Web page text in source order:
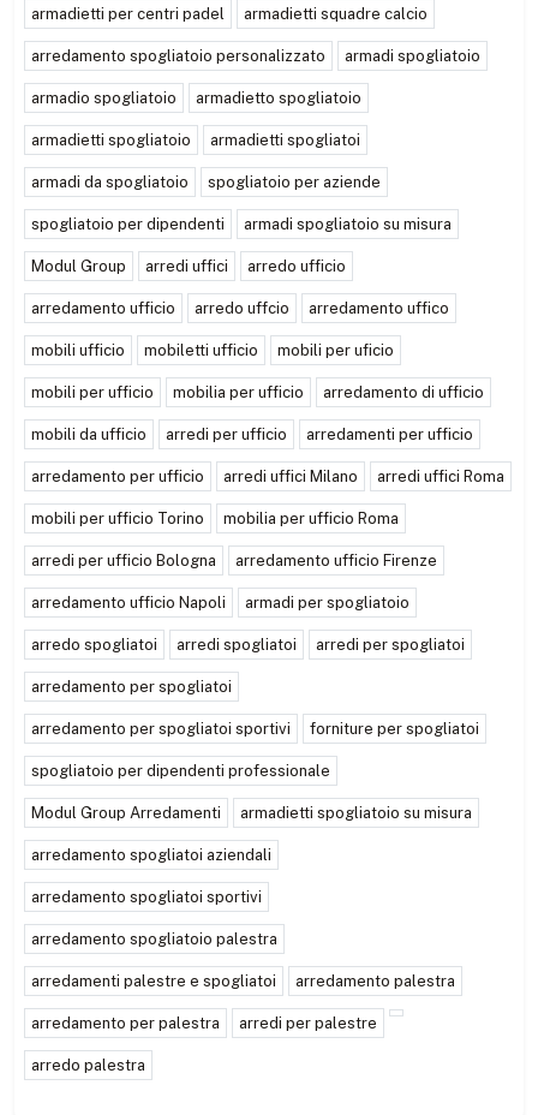
armadietti per centri padel armadietti squadre calcio
arredamento spogliatoio personalizzato armadi spogliatoio
armadio spogliatoio armadietto spogliatoio
armadietti spogliatoio armadietti spogliatoi
armadi da spogliatoio spogliatoio per aziende
spogliatoio per dipendenti armadi spogliatoio su misura
Modul Group arredi uffici arredo ufficio
arredamento ufficio arredo uffcio arredamento uffico
mobili ufficio mobiletti ufficio mobili per uficio
mobili per ufficio mobilia per ufficio arredamento di ufficio
mobili da ufficio arredi per ufficio arredamenti per ufficio
arredamento per ufficio arredi uffici Milano arredi uffici Roma
mobili per ufficio Torino mobilia per ufficio Roma
arredi per ufficio Bologna arredamento ufficio Firenze
arredamento ufficio Napoli armadi per spogliatoio
arredo spogliatoi arredi spogliatoi arredi per spogliatoi
arredamento per spogliatoi
arredamento per spogliatoi sportivi forniture per spogliatoi
spogliatoio per dipendenti professionale
Modul Group Arredamenti armadietti spogliatoio su misura
arredamento spogliatoi aziendali
arredamento spogliatoi sportivi
arredamento spogliatoio palestra
arredamenti palestre e spogliatoi arredamento palestra
arredamento per palestra arredi per palestre
arredo palestra